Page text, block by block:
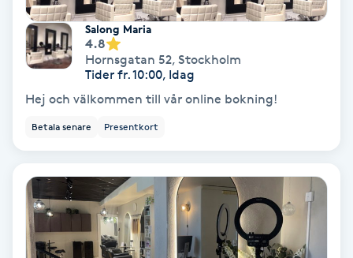
Katun fransar
Kemisk peeling
Keratinbehandling
Kinesisk medicin
Kiropraktik
Salong Maria
4.8
Hornsgatan 52, Stockholm
Tider fr. 10:00, Idag
Hej och välkommen till vår online bokning!
Betala senare Presentkort